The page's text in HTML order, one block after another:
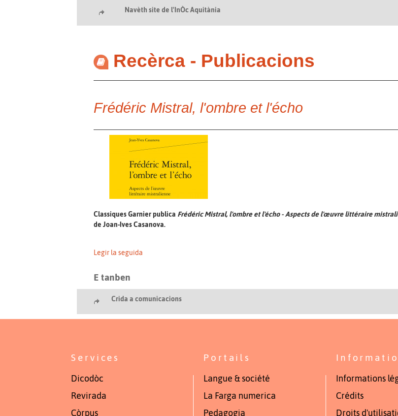
Navèth site de l'InÒc Aquitània
Recèrca - Publicacions
Frédéric Mistral, l'ombre et l'écho
Classiques Garnier publica Frédéric Mistral, l'ombre et l'écho - Aspects de l'œuvre littéraire
de Joan-Ives Casanova.
Legir la seguida
E tanben
Crida a comunicacions
Services
Dicodòc
Revirada
Còrpus
Portails
Langue & société
La Farga numerica
Pedagogia
Informations
Crédits
Droits